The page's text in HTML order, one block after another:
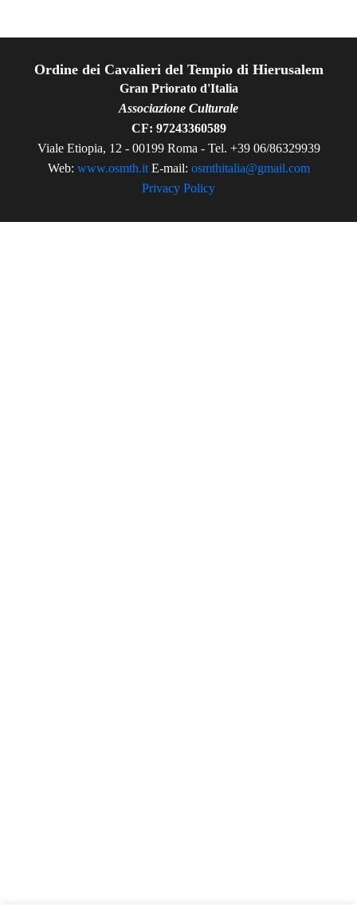
Ordine dei Cavalieri del Tempio di Hierusalem
Gran Priorato d'Italia
Associazione Culturale
CF: 97243360589
Viale Etiopia, 12 - 00199 Roma - Tel. +39 06/86329939
Web: www.osmth.itE-mail: osmthitalia@gmail.com
Privacy Policy